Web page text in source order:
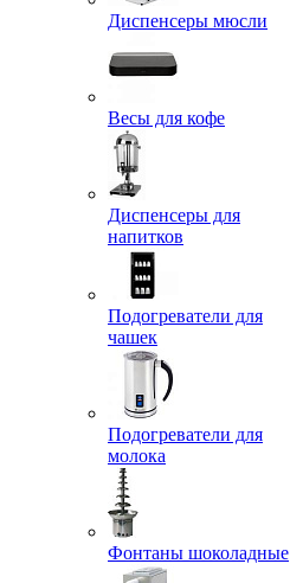
Диспенсеры мюсли
Весы для кофе
Диспенсеры для
напитков
Подогреватели для
чашек
Подогреватели для
молока
Фонтаны шоколадные